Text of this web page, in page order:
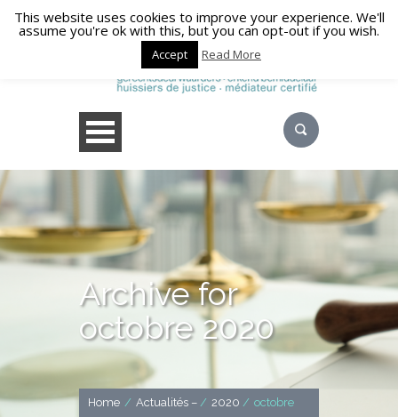
Archive for
octobre 2020
Home / Actualités – / 2020 / octobre
This website uses cookies to improve your experience. We'll
assume you're ok with this, but you can opt-out if you wish.
Accept Read More